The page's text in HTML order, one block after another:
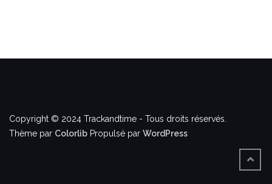
Copyright © 2024 Trackandtime - Tous droits réservés.
Thème par Colorlib Propulsé par WordPress